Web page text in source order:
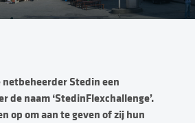
Stedin een
de naam ‘StedinFlexchallenge’.
op om aan te geven of zij hun